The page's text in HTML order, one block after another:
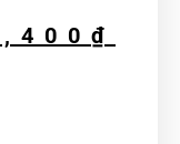
₫